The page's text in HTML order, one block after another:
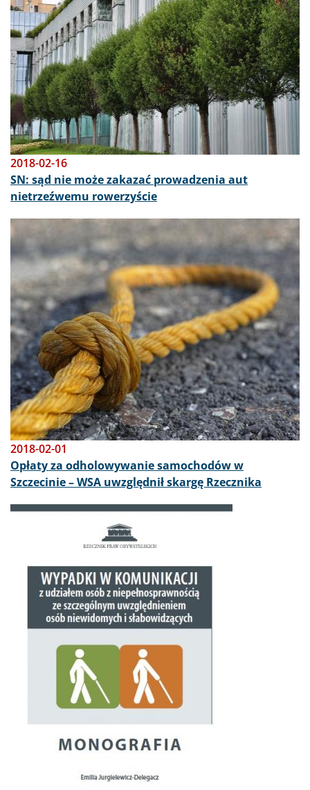
2018-02-16
SN: sąd nie może zakazać prowadzenia aut
nietrzeźwemu rowerzyście
Obraz
2018-02-01
Opłaty za odholowywanie samochodów w
Szczecinie – WSA uwzględnił skargę Rzecznika
Obraz